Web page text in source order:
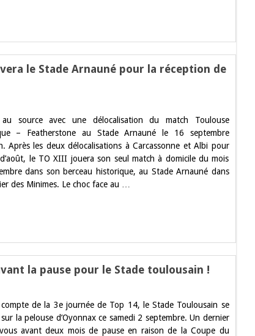
le Stade Arnauné pour la réception de
Stade
au source avec une délocalisation du match Toulouse
– Featherstone au Stade Arnauné le 16 septembre
Après les deux délocalisations à Carcassonne et Albi pour
le TO XIII jouera son seul match à domicile du mois
dans son berceau historique, au Stade Arnauné dans
des Minimes. Le choc face au …
la pause pour le Stade toulousain !
Dernier
de la 3e journée de Top 14, le Stade Toulousain se
la pelouse d’Oyonnax ce samedi 2 septembre. Un dernier
avant deux mois de pause en raison de la Coupe du